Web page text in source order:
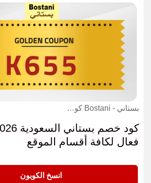
بستاني - Bostani كوبون
فعال لكافة أقسام الموقع
انسخ الكوبون